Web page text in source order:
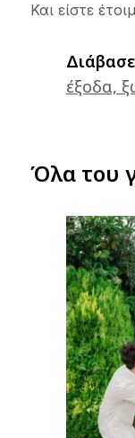
Και είστε
έξοδα,
Όλα του